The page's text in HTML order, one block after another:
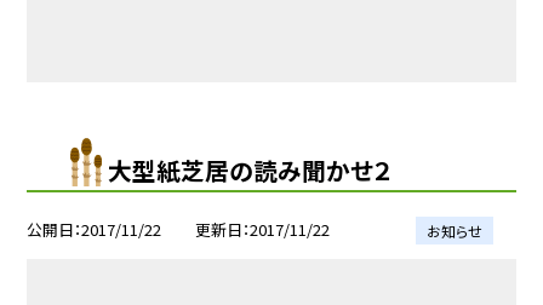
大型紙芝居の読み聞かせ２
公開日 2017/11/22 更新日 2017/11/22 お知らせ